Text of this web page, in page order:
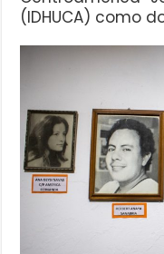
(IDHUCA) como